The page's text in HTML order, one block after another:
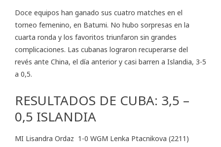
Doce equipos han ganado sus cuatro matches en el
torneo femenino, en Batumi. No hubo sorpresas en la
cuarta ronda y los favoritos triunfaron sin grandes
complicaciones. Las cubanas lograron recuperarse del
revés ante China, el día anterior y casi barren a Islandia, 3-5
a 0,5.
RESULTADOS DE CUBA: 3,5 –
0,5 ISLANDIA
MI Lisandra Ordaz 1-0 WGM Lenka Ptacnikova (2211)